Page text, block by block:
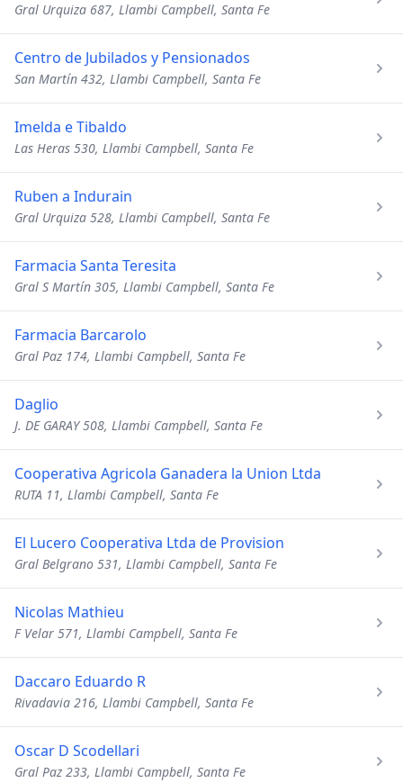
Gral Urquiza 687, Llambi Campbell, Santa Fe
Centro de Jubilados y Pensionados
San Martín 432, Llambi Campbell, Santa Fe
Imelda e Tibaldo
Las Heras 530, Llambi Campbell, Santa Fe
Ruben a Indurain
Gral Urquiza 528, Llambi Campbell, Santa Fe
Farmacia Santa Teresita
Gral S Martín 305, Llambi Campbell, Santa Fe
Farmacia Barcarolo
Gral Paz 174, Llambi Campbell, Santa Fe
Daglio
J. DE GARAY 508, Llambi Campbell, Santa Fe
Cooperativa Agricola Ganadera la Union Ltda
RUTA 11, Llambi Campbell, Santa Fe
El Lucero Cooperativa Ltda de Provision
Gral Belgrano 531, Llambi Campbell, Santa Fe
Nicolas Mathieu
F Velar 571, Llambi Campbell, Santa Fe
Daccaro Eduardo R
Rivadavia 216, Llambi Campbell, Santa Fe
Oscar D Scodellari
Gral Paz 233, Llambi Campbell, Santa Fe